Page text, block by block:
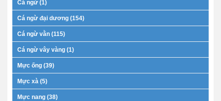
Cá ngừ (1)
Cá ngừ đại dương (154)
Cá ngừ vằn (115)
Cá ngừ vây vàng (1)
Mực ống (39)
Mực xà (5)
Mực nang (38)